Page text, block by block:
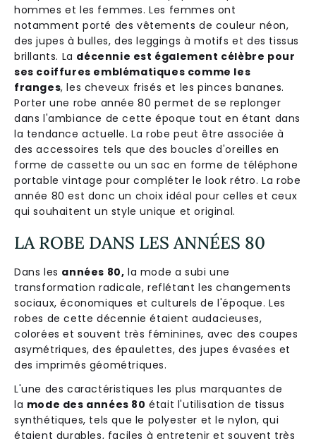
hommes et les femmes. Les femmes ont
notamment porté des vêtements de couleur néon,
des jupes à bulles, des leggings à motifs et des tissus
brillants. La décennie est également célèbre pour
ses coiffures emblématiques comme les
franges, les cheveux frisés et les pinces bananes.
Porter une robe année 80 permet de se replonger
dans l'ambiance de cette époque tout en étant dans
la tendance actuelle. La robe peut être associée à
des accessoires tels que des boucles d'oreilles en
forme de cassette ou un sac en forme de téléphone
portable vintage pour compléter le look rétro. La robe
année 80 est donc un choix idéal pour celles et ceux
qui souhaitent un style unique et original.
LA ROBE DANS LES ANNÉES 80
Dans les années 80, la mode a subi une
transformation radicale, reflétant les changements
sociaux, économiques et culturels de l'époque. Les
robes de cette décennie étaient audacieuses,
colorées et souvent très féminines, avec des coupes
asymétriques, des épaulettes, des jupes évasées et
des imprimés géométriques.
L'une des caractéristiques les plus marquantes de
la mode des années 80 était l'utilisation de tissus
synthétiques, tels que le polyester et le nylon, qui
étaient durables, faciles à entretenir et souvent très